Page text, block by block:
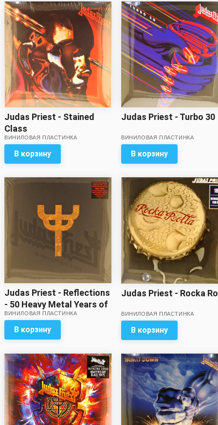
Judas Priest - Stained
Class
ВИНИЛОВАЯ ПЛАСТИНКА
В корзину
Judas Priest - Turbo 30
ВИНИЛОВАЯ ПЛАСТИНКА
В корзину
Judas Priest - Reflections
- 50 Heavy Metal Years of
Music (2 LP, red vinyl)
ВИНИЛОВАЯ ПЛАСТИНКА
В корзину
Judas Priest - Rocka
ВИНИЛОВАЯ ПЛАСТИНКА
В корзину